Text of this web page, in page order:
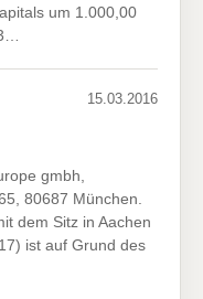
um 1.000,00
15.03.2016
gmbh,
80687 München.
dem Sitz in Aachen
ist auf Grund des